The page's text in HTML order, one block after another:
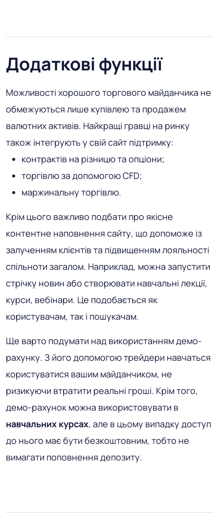
Додаткові функції
Можливості хорошого торгового майданчика не
обмежуються лише купівлею та продажем
валютних активів. Найкращі гравці на ринку
також інтегрують у свій сайт підтримку:
контрактів на різницю та опціони;
торгівлю за допомогою CFD;
маржинальну торгівлю.
Крім цього важливо подбати про якісне
контентне наповнення сайту, що допоможе із
залученням клієнтів та підвищенням лояльності
спільноти загалом. Наприклад, можна запустити
стрічку новин або створювати навчальні лекції,
курси, вебінари. Це подобається як
користувачам, так і пошукачам.
Ще варто подумати над використанням демо-
рахунку. З його допомогою трейдери навчаться
користуватися вашим майданчиком, не
ризикуючи втратити реальні гроші. Крім того,
демо-рахунок можна використовувати в
навчальних курсах, але в цьому випадку доступ
до нього має бути безкоштовним, тобто не
вимагати поповнення депозиту.